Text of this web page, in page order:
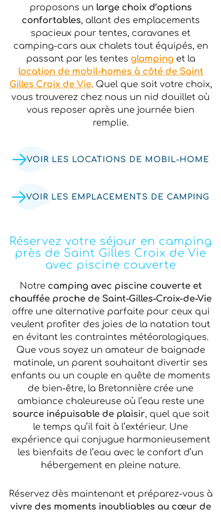
proposons un large choix d’options
confortables, allant des emplacements
spacieux pour tentes, caravanes et
camping-cars aux chalets tout équipés, en
passant par les tentes glamping et la
location de mobil-homes à côté de Saint
Gilles Croix de Vie. Quel que soit votre choix,
vous trouverez chez nous un nid douillet où
vous reposer après une journée bien
remplie.
VOIR LES LOCATIONS DE MOBIL-HOME
VOIR LES EMPLACEMENTS DE CAMPING
Réservez votre séjour en camping
près de Saint Gilles Croix de Vie
avec piscine couverte
Notre camping avec piscine couverte et
chauffée proche de Saint-Gilles-Croix-de-Vie
offre une alternative parfaite pour ceux qui
veulent profiter des joies de la natation tout
en évitant les contraintes météorologiques.
Que vous soyez un amateur de baignade
matinale, un parent souhaitant divertir ses
enfants ou un couple en quête de moments
de bien-être, la Bretonnière crée une
ambiance chaleureuse où l’eau reste une
source inépuisable de plaisir, quel que soit
le temps qu’il fait à l’extérieur. Une
expérience qui conjugue harmonieusement
les bienfaits de l’eau avec le confort d’un
hébergement en pleine nature.
Réservez dès maintenant et préparez-vous à
vivre des moments inoubliables au cœur de